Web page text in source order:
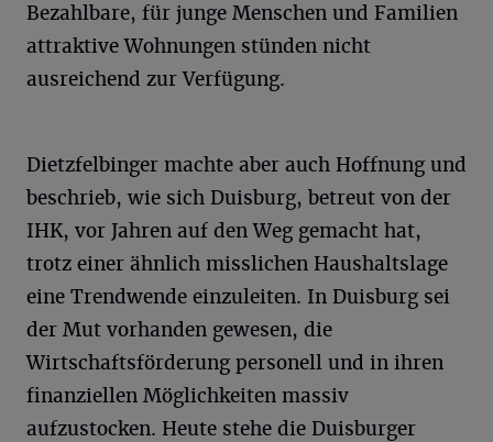
Bezahlbare, für junge Menschen und Familien
attraktive Wohnungen stünden nicht
ausreichend zur Verfügung.
Dietzfelbinger machte aber auch Hoffnung und
beschrieb, wie sich Duisburg, betreut von der
IHK, vor Jahren auf den Weg gemacht hat,
trotz einer ähnlich misslichen Haushaltslage
eine Trendwende einzuleiten. In Duisburg sei
der Mut vorhanden gewesen, die
Wirtschaftsförderung personell und in ihren
finanziellen Möglichkeiten massiv
aufzustocken. Heute stehe die Duisburger